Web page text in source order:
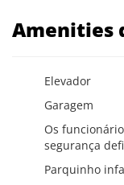
Amenities
Elevador
Garagem
Os
segurança
Parquinho